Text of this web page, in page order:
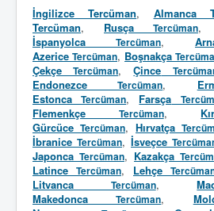
İngilizce Tercüman, Almanca
Tercüman, Rusça Tercüman,
İspanyolca Tercüman,
Azerice Tercüman, Boşnakça
Çekçe Tercüman,Çince
Endonezce Tercüman,
Estonca Tercüman, Farsça
Flemenkçe Tercüman,
Gürcüce Tercüman, Hırvatça
İbranice Tercüman, İsveçce
Japonca Tercüman, Kazakça
Latince Tercüman, Lehçe
Litvanca Tercüman,
Makedonca Tercüman,